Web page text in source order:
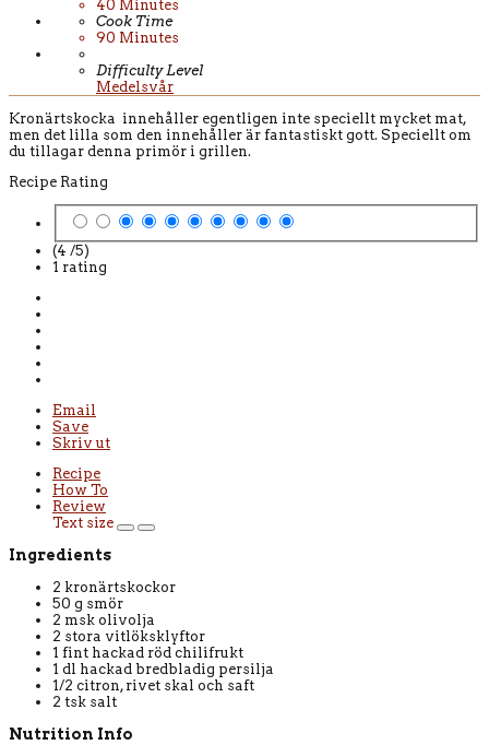
40 Minutes
Cook Time
90 Minutes
Difficulty Level
Medelsvår
Kronärtskocka innehåller egentligen inte speciellt mycket mat,
men det lilla som den innehåller är fantastiskt gott. Speciellt om
du tillagar denna primör i grillen.
Recipe Rating
(4 /5)
1 rating
Email
Save
Skriv ut
Recipe
How To
Review
Text size
Ingredients
2 kronärtskockor
50 g smör
2 msk olivolja
2 stora vitlöksklyftor
1 fint hackad röd chilifrukt
1 dl hackad bredbladig persilja
1/2 citron, rivet skal och saft
2 tsk salt
Nutrition Info